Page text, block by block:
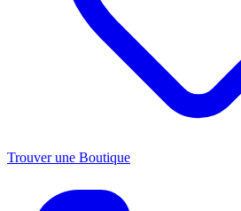
Trouver une Boutique